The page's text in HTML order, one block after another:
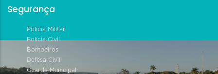
Segurança
Polícia Militar
Polícia Civil
Bombeiros
Defesa Civil
Guarda Municipal